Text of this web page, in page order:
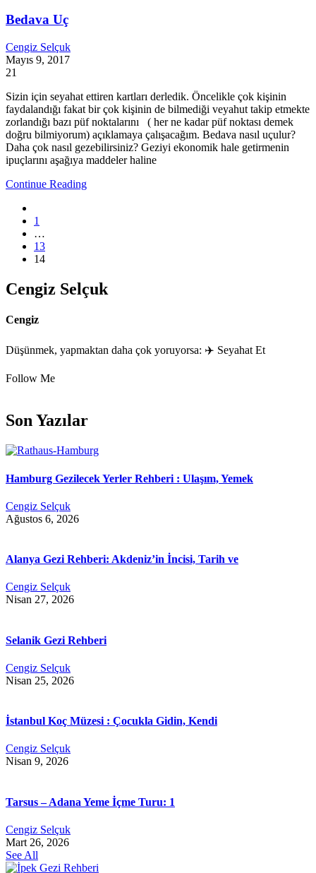
Bedava Uç
Cengiz Selçuk
Mayıs 9, 2017
21
Sizin için seyahat ettiren kartları derledik. Öncelikle çok kişinin
faydalandığı fakat bir çok kişinin de bilmediği veyahut takip etmekte
zorlandığı bazı püf noktalarını ( her ne kadar püf noktası demek
doğru bilmiyorum) açıklamaya çalışacağım. Bedava nasıl uçulur?
Daha çok nasıl gezebilirsiniz? Geziyi ekonomik hale getirmenin
ipuçlarını aşağıya maddeler haline
Continue Reading
1
…
13
14
Cengiz Selçuk
Cengiz
Düşünmek, yapmaktan daha çok yoruyorsa: ✈️ Seyahat Et
Follow Me
Son Yazılar
Hamburg Gezilecek Yerler Rehberi : Ulaşım, Yemek
Cengiz Selçuk
Ağustos 6, 2026
Alanya Gezi Rehberi: Akdeniz’in İncisi, Tarih ve
Cengiz Selçuk
Nisan 27, 2026
Selanik Gezi Rehberi
Cengiz Selçuk
Nisan 25, 2026
İstanbul Koç Müzesi : Çocukla Gidin, Kendi
Cengiz Selçuk
Nisan 9, 2026
Tarsus – Adana Yeme İçme Turu: 1
Cengiz Selçuk
Mart 26, 2026
See All